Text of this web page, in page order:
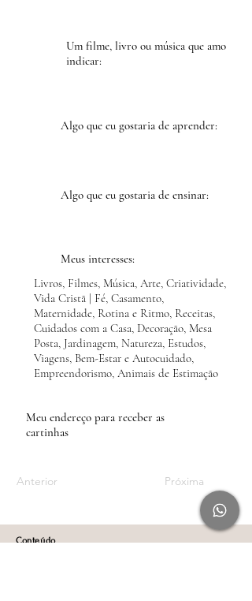
Um filme, livro ou música que amo
indicar:
Algo que eu gostaria de aprender:
Algo que eu gostaria de ensinar:
Meus interesses:
Livros, Filmes, Música, Arte, Criatividade,
Vida Cristã | Fé, Casamento,
Maternidade, Rotina e Ritmo, Receitas,
Cuidados com a Casa, Decoração, Mesa
Posta, Jardinagem, Natureza, Estudos,
Viagens, Bem-Estar e Autocuidado,
Empreendorismo, Animais de Estimação
Meu endereço para receber as
cartinhas
Anterior Próxima
Conteúdo